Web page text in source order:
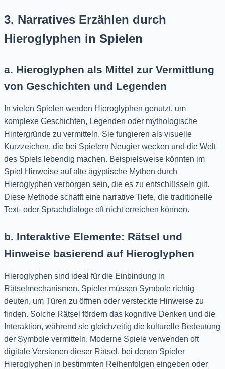
3. Narratives Erzählen durch
Hieroglyphen in Spielen
a. Hieroglyphen als Mittel zur Vermittlung
von Geschichten und Legenden
In vielen Spielen werden Hieroglyphen genutzt, um
komplexe Geschichten, Legenden oder mythologische
Hintergründe zu vermitteln. Sie fungieren als visuelle
Kurzzeichen, die bei Spielern Neugier wecken und die Welt
des Spiels lebendig machen. Beispielsweise könnten im
Spiel Hinweise auf alte ägyptische Mythen durch
Hieroglyphen verborgen sein, die es zu entschlüsseln gilt.
Diese Methode schafft eine narrative Tiefe, die traditionelle
Text- oder Sprachdialoge oft nicht erreichen können.
b. Interaktive Elemente: Rätsel und
Hinweise basierend auf Hieroglyphen
Hieroglyphen sind ideal für die Einbindung in
Rätselmechanismen. Spieler müssen Symbole richtig
deuten, um Türen zu öffnen oder versteckte Hinweise zu
finden. Solche Rätsel fördern das kognitive Denken und die
Interaktion, während sie gleichzeitig die kulturelle Bedeutung
der Symbole vermitteln. Moderne Spiele verwenden oft
digitale Versionen dieser Rätsel, bei denen Spieler
Hieroglyphen in bestimmten Reihenfolgen eingeben oder